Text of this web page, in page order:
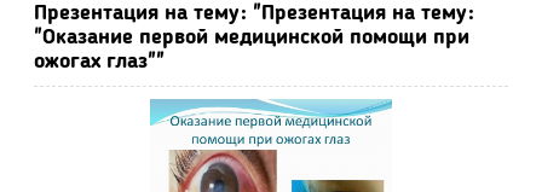
Презентация на тему: "Презентация на тему:
"Оказание первой медицинской помощи при
ожогах глаз""